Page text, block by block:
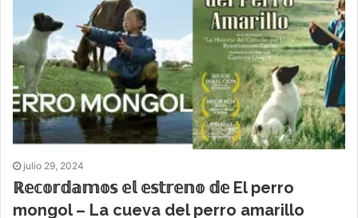
julio 29, 2024
ℝ𝕖𝕔𝕠𝕣𝕕𝕒𝕞𝕠𝕤 𝕖𝕝 𝕖𝕤𝕥𝕣𝕖𝕟𝕠 𝕕𝕖 El perro
mongol – La cueva del perro amarillo